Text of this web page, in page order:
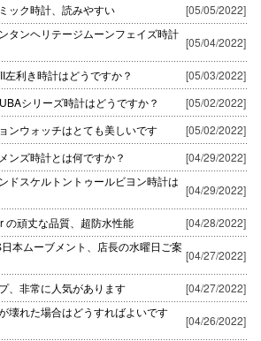
ック時計、読みやすい
[05/05/2022]
タンヘリテージムーンフェイズ時計
[05/04/2022]
左利き時計はどうですか？
[05/03/2022]
シリーズ時計はどうですか？
[05/02/2022]
ンウォッチはとても美しいです
[05/02/2022]
ンズ時計とは何ですか？
[04/29/2022]
ドスケルトントゥールビヨン時計は
[04/29/2022]
の頑丈な品質、超防水性能
[04/28/2022]
本ムーブメント、店長の水曜日ご案
[04/27/2022]
、非常に人気があります
[04/27/2022]
壊れた場合はどうすればよいです
[04/26/2022]